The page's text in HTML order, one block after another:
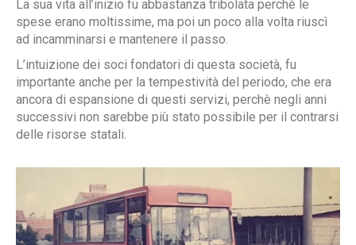
La sua vita all’inizio fu abbastanza tribolata perchè le
spese erano moltissime, ma poi un poco alla volta riuscì
ad incamminarsi e mantenere il passo.
L’intuizione dei soci fondatori di questa società, fu
importante anche per la tempestività del periodo, che era
ancora di espansione di questi servizi, perchè negli anni
successivi non sarebbe più stato possibile per il contrarsi
delle risorse statali.